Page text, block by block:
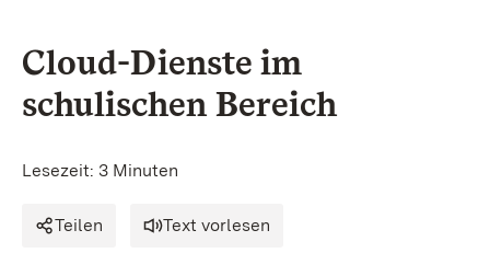
Cloud-Dienste im
schulischen Bereich
Lesezeit: 3 Minuten
Teilen Text vorlesen